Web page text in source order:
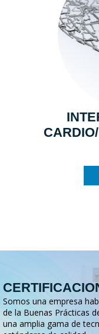
Somos una empresa
de la Buenas Prácticas
una amplia gama de